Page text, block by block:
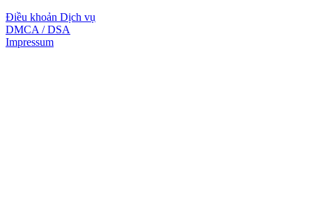
Điều khoản Dịch vụ
DMCA / DSA
Impressum